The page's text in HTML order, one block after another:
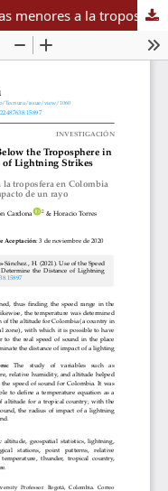
Velocidad del sonido para alturas menores a la troposfera en Colombia para determinar la distancia de impacto de un rayo